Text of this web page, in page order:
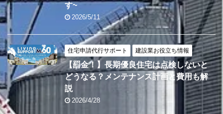
す~
2026/5/11
住宅申請代行サポート 建設業お役立ち情報
【罰金！】長期優良住宅は点検しないと
どうなる？メンテナンス計画と費用も解
説
2026/4/28